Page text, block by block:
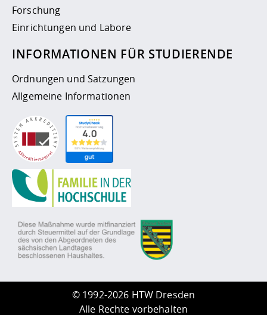
Forschung
Einrichtungen und Labore
INFORMATIONEN FÜR STUDIERENDE
Ordnungen und Satzungen
Allgemeine Informationen
© 1992-2026 HTW Dresden
Alle Rechte vorbehalten